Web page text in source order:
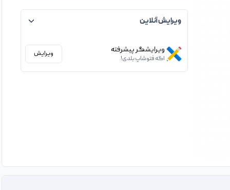
ویرایش آنلاین
ویرایشگر پیشرفته
اگه فتوشاپ بلدی!
ویرایش